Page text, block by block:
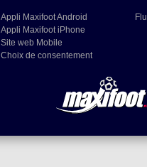
Appli Maxifoot Android
Appli Maxifoot iPhone
Site web Mobile
Choix de consentement